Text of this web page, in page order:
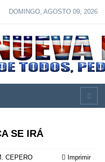
DOMINGO, AGOSTO 09, 2026
SE IRÁ
Imprimir
CEPERO